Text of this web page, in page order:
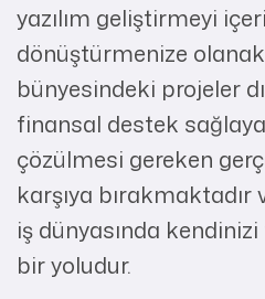
yazılım geliştirmeyi
dönüştürmenize
bünyesindeki projeler
finansal destek
çözülmesi gereken
karşıya
iş dünyasında
bir yoludur.